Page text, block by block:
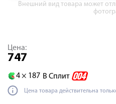
Внешний вид товара может
Цена:
747
4 × 187 В Сплит
Цена товара действительна